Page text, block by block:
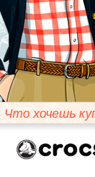
Что хочешь